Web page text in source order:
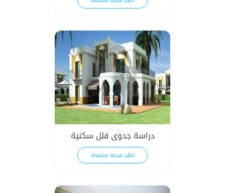
دراسة جدوى فلل سكنية
اطلب فرصة مشابهة